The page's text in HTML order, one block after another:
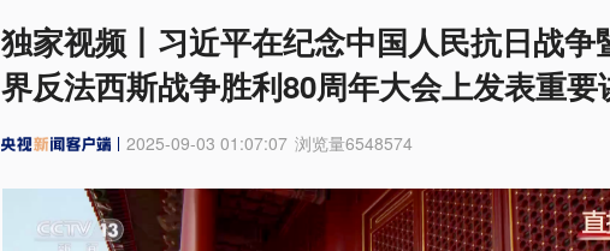
独家视频丨习近平在纪念中国人民抗日战争
界反法西斯战争胜利80周年大会上发表重要
2025-09-03 01:07:07 浏览量6548574